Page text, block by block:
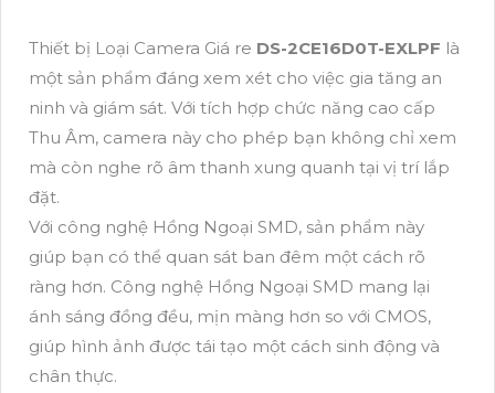
Thiết bị Loại Camera Giá re DS-2CE16D0T-EXLPF là
một sản phẩm đáng xem xét cho việc gia tăng an
ninh và giám sát. Với tích hợp chức năng cao cấp
Thu Âm, camera này cho phép bạn không chỉ xem
mà còn nghe rõ âm thanh xung quanh tại vị trí lắp
đặt.
Với công nghệ Hồng Ngoại SMD, sản phẩm này
giúp bạn có thể quan sát ban đêm một cách rõ
ràng hơn. Công nghệ Hồng Ngoại SMD mang lại
ánh sáng đồng đều, mịn màng hơn so với CMOS,
giúp hình ảnh được tái tạo một cách sinh động và
chân thực.